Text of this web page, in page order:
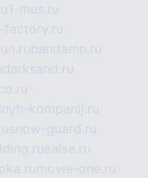
1-mus.ru
factory.ru
bandamn.ru
darksand.ru
kompanij.ru
snow-guard.ru
aalse.ru
movie-one.ru